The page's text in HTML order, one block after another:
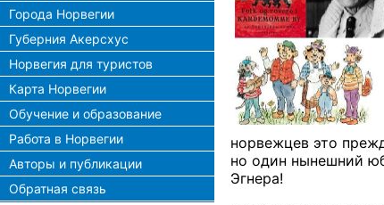
Города Норвегии
Губерния Акерсхус
Норвегия для туристов
Карта Норвегии
Обучение и образование
Работа в Норвегии
Авторы и публикации
Обратная связь
норвежцев это
но один нынешний
Эгнера!